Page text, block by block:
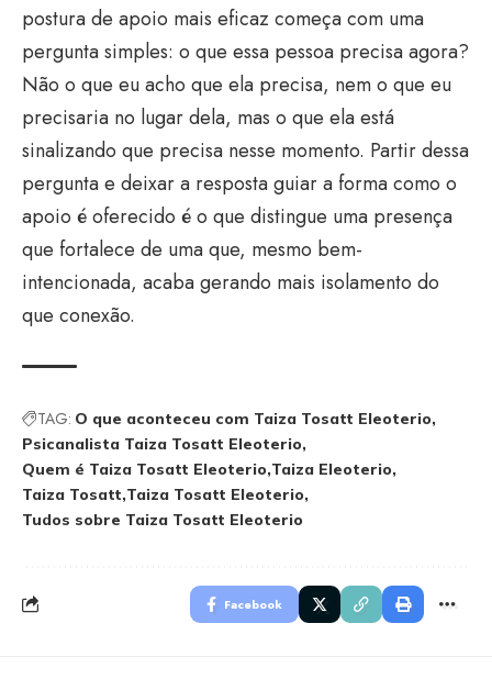
postura de apoio mais eficaz começa com uma
pergunta simples: o que essa pessoa precisa agora?
Não o que eu acho que ela precisa, nem o que eu
precisaria no lugar dela, mas o que ela está
sinalizando que precisa nesse momento. Partir dessa
pergunta e deixar a resposta guiar a forma como o
apoio é oferecido é o que distingue uma presença
que fortalece de uma que, mesmo bem-
intencionada, acaba gerando mais isolamento do
que conexão.
TAG: O que aconteceu com Taiza Tosatt Eleoterio
Psicanalista Taiza Tosatt Eleoterio
Quem é Taiza Tosatt Eleoterio Taiza Eleoterio
Taiza Tosatt Taiza Tosatt Eleoterio
Tudos sobre Taiza Tosatt Eleoterio
Facebook